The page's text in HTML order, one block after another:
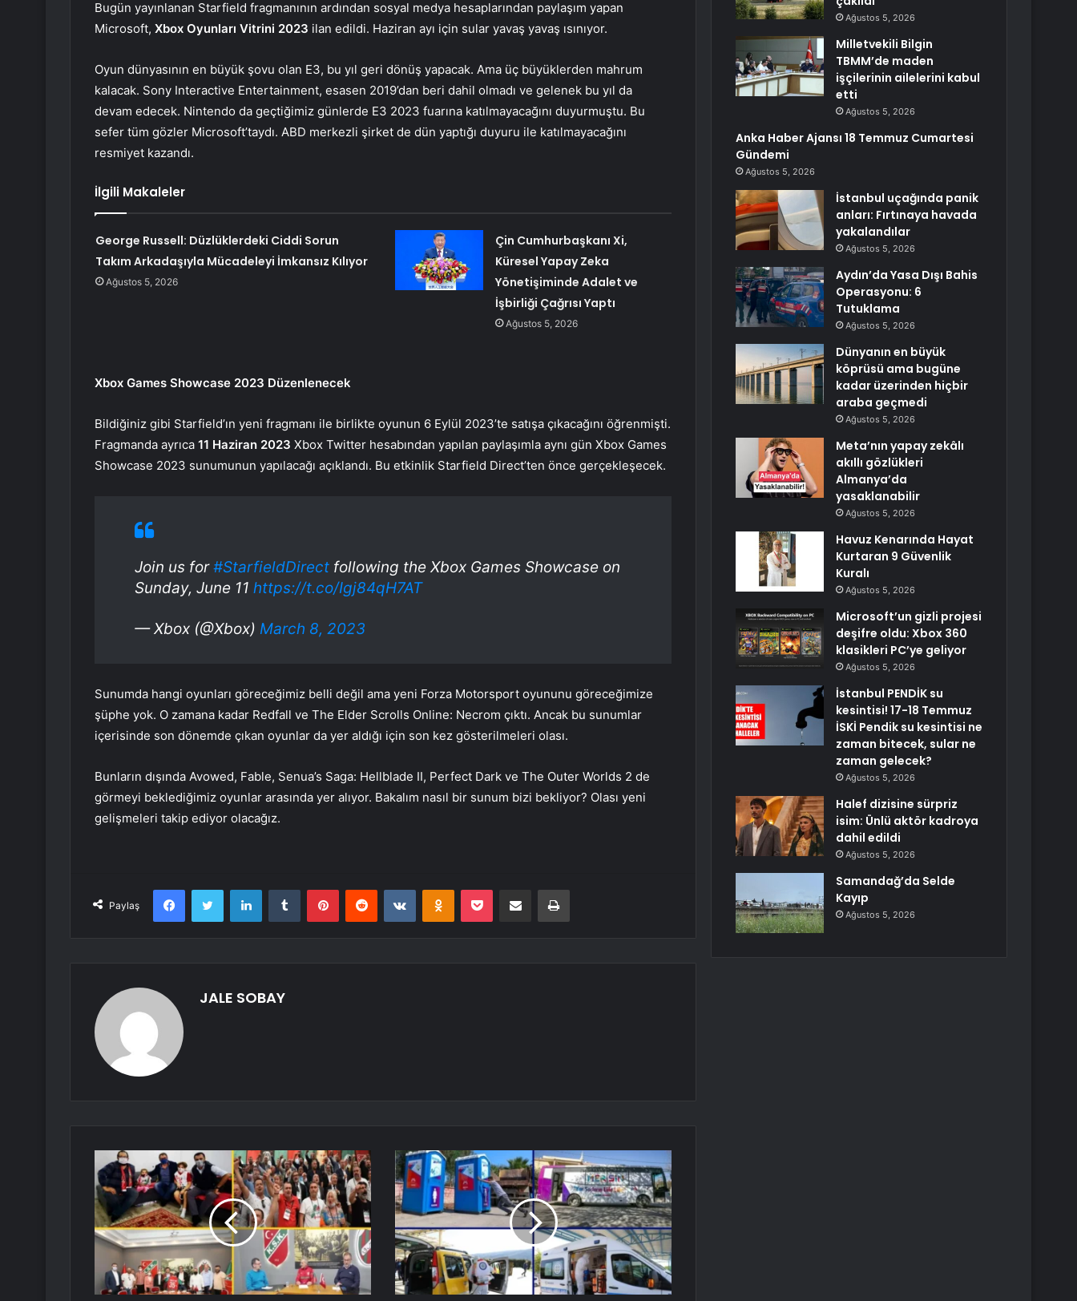
Bugün yayınlanan Starfield fragmanının ardından sosyal medya hesaplarından paylaşım yapan
Microsoft, Xbox Oyunları Vitrini 2023 ilan edildi. Haziran ayı için sular yavaş yavaş ısınıyor.
Oyun dünyasının en büyük şovu olan E3, bu yıl geri dönüş yapacak. Ama üç büyüklerden mahrum
kalacak. Sony Interactive Entertainment, esasen 2019’dan beri dahil olmadı ve gelenek bu yıl da
devam edecek. Nintendo da geçtiğimiz günlerde E3 2023 fuarına katılmayacağını duyurmuştu. Bu
sefer tüm gözler Microsoft’taydı. ABD merkezli şirket de dün yaptığı duyuru ile katılmayacağını
resmiyet kazandı.
İlgili Makaleler
George Russell: Düzlüklerdeki Ciddi Sorun
Takım Arkadaşıyla Mücadeleyi İmkansız Kılıyor
Ağustos 5, 2026
Çin Cumhurbaşkanı Xi,
Küresel Yapay Zeka
Yönetişiminde Adalet ve
İşbirliği Çağrısı Yaptı
Ağustos 5, 2026
Xbox Games Showcase 2023 Düzenlenecek
Bildiğiniz gibi Starfield’ın yeni fragmanı ile birlikte oyunun 6 Eylül 2023’te satışa çıkacağını öğrenmişti.
Fragmanda ayrıca 11 Haziran 2023 Xbox Twitter hesabından yapılan paylaşımla aynı gün Xbox Games
Showcase 2023 sunumunun yapılacağı açıklandı. Bu etkinlik Starfield Direct’ten önce gerçekleşecek.
Join us for#StarfieldDirect following the Xbox Games Showcase on
Sunday, June 11 https://t.co/Igj84qH7AT
— Xbox (@Xbox) March 8, 2023
Sunumda hangi oyunları göreceğimiz belli değil ama yeni Forza Motorsport oyununu göreceğimize
şüphe yok. O zamana kadar Redfall ve The Elder Scrolls Online: Necrom çıktı. Ancak bu sunumlar
içerisinde son dönemde çıkan oyunlar da yer aldığı için son kez gösterilmeleri olası.
Bunların dışında Avowed, Fable, Senua’s Saga: Hellblade II, Perfect Dark ve The Outer Worlds 2 de
görmeyi beklediğimiz oyunlar arasında yer alıyor. Bakalım nasıl bir sunum bizi bekliyor? Olası yeni
gelişmeleri takip ediyor olacağız.
Paylaş
FacebookTwitter LinkedInTumblr PinterestReddit VKontakteOdnoklassniki
Pocket E-Posta ile paylaş Yazdır
JALE SOBAY
Ağustos 5, 2026
Milletvekili Bilgin
TBMM’de maden
işçilerinin ailelerini kabul
etti
Ağustos 5, 2026
Anka Haber Ajansı 18 Temmuz Cumartesi
Gündemi
Ağustos 5, 2026
İstanbul uçağında panik
anları: Fırtınaya havada
yakalandılar
Ağustos 5, 2026
Aydın’da Yasa Dışı Bahis
Operasyonu: 6
Tutuklama
Ağustos 5, 2026
Dünyanın en büyük
köprüsü ama bugüne
kadar üzerinden hiçbir
araba geçmedi
Ağustos 5, 2026
Meta’nın yapay zekâlı
akıllı gözlükleri
Almanya’da
yasaklanabilir
Ağustos 5, 2026
Havuz Kenarında Hayat
Kurtaran 9 Güvenlik
Kuralı
Ağustos 5, 2026
Microsoft’un gizli projesi
deşifre oldu: Xbox 360
klasikleri PC’ye geliyor
Ağustos 5, 2026
İstanbul PENDİK su
kesintisi! 17-18 Temmuz
İSKİ Pendik su kesintisi ne
zaman bitecek, sular ne
zaman gelecek?
Ağustos 5, 2026
Halef dizisine sürpriz
isim: Ünlü aktör kadroya
dahil edildi
Ağustos 5, 2026
Samandağ’da Selde
Kayıp
Ağustos 5, 2026